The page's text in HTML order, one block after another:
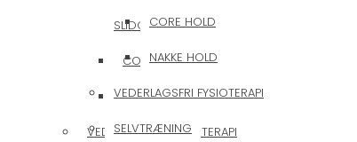
CORE HOLD
NAKKE HOLD
VEDERLAGSFRI FYSIOTERAPI
SELVTRÆNING
SLIDGIGT/ARTROSE
CORE HOLD
NAKKE HOLD
VEDERLAGSFRI FYSIOTERAPI